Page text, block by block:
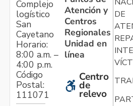
Complejo
logístico
San
Cayetano
Horario:
8:00 a.m. –
4:00 p.m.
Código
Postal:
111071
Atención y
Centros
Regionales
Unidad en
línea
Centro
de
relevo
DE